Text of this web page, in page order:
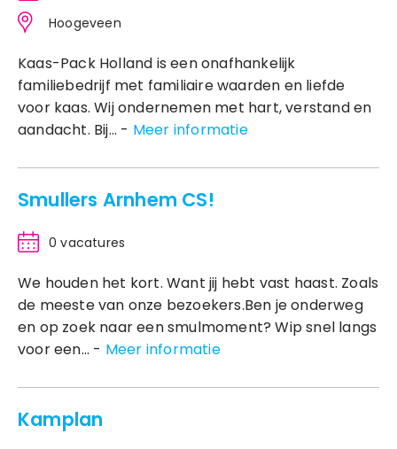
Hoogeveen
Kaas-Pack Holland is een onafhankelijk
familiebedrijf met familiaire waarden en liefde
voor kaas. Wij ondernemen met hart, verstand en
aandacht. Bij... - Meer informatie
Smullers Arnhem CS!
0 vacatures
We houden het kort. Want jij hebt vast haast. Zoals
de meeste van onze bezoekers.Ben je onderweg
en op zoek naar een smulmoment? Wip snel langs
voor een... - Meer informatie
Kamplan